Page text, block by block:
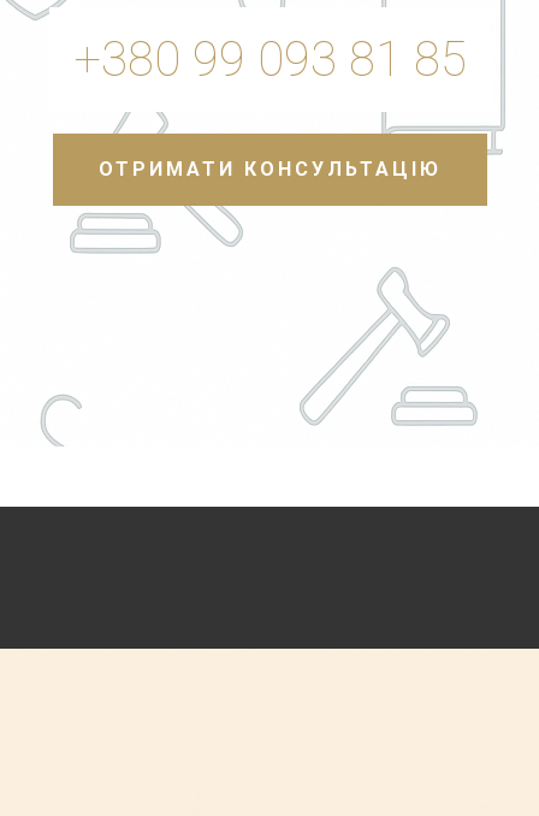
+380 99 093 81 85
ОТРИМАТИ КОНСУЛЬТАЦІЮ